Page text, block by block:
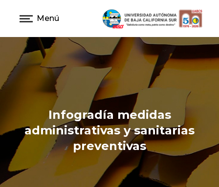
Menú
Infogradía medidas
administrativas y sanitarias
preventivas